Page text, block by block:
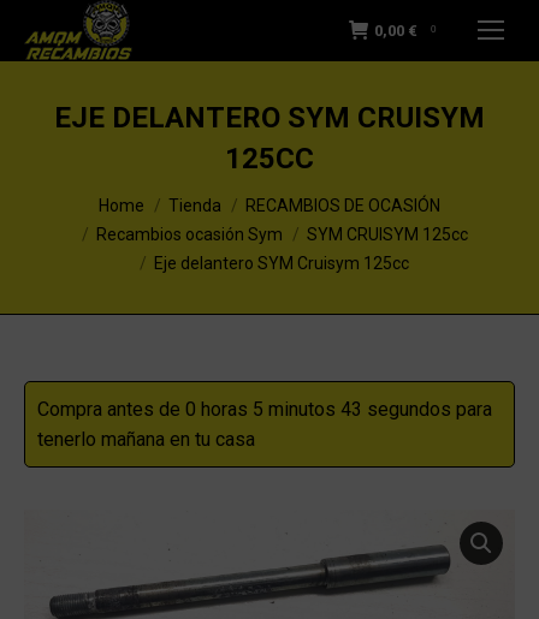
0,00 € 0
EJE DELANTERO SYM CRUISYM
125CC
You are here:Home Tienda
RECAMBIOS DE OCASIÓN
Recambios ocasión Sym
SYM CRUISYM 125cc
Eje delantero SYM Cruisym 125cc
Compra antes de 0 horas 5 minutos 43 segundos para
tenerlo mañana en tu casa